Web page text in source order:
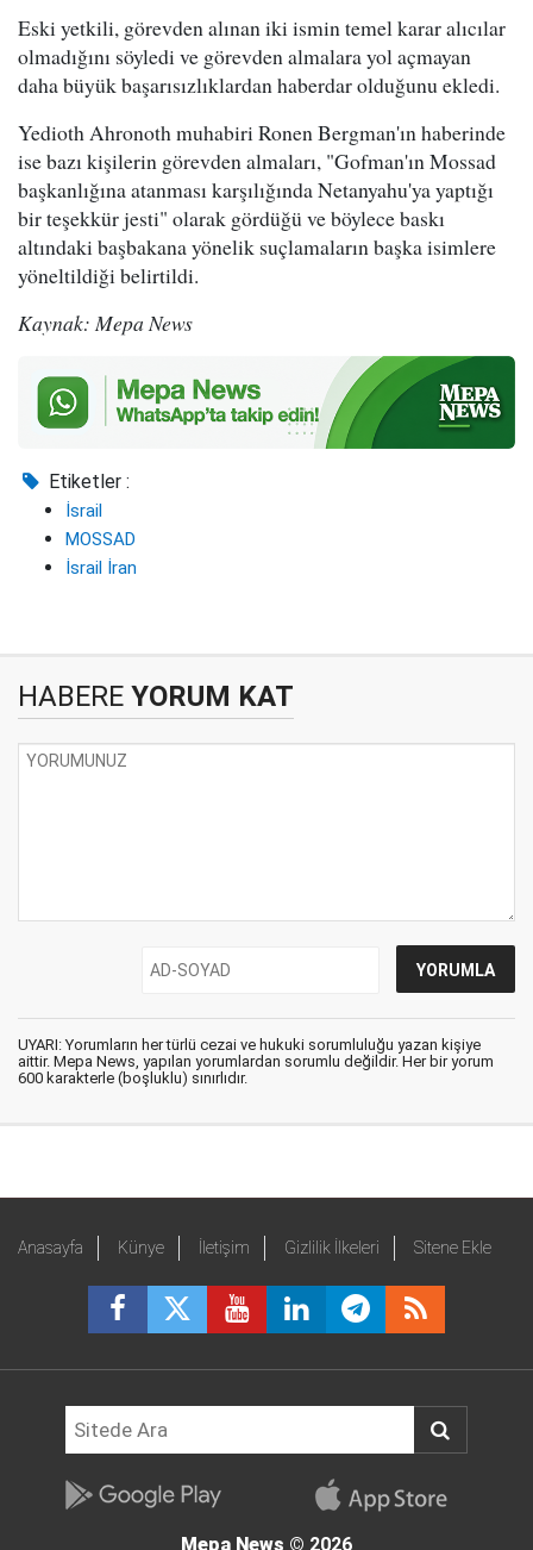
Eski yetkili, görevden alınan iki ismin temel karar alıcılar
olmadığını söyledi ve görevden almalara yol açmayan
daha büyük başarısızlıklardan haberdar olduğunu ekledi.
Yedioth Ahronoth muhabiri Ronen Bergman'ın haberinde
ise bazı kişilerin görevden almaları, "Gofman'ın Mossad
başkanlığına atanması karşılığında Netanyahu'ya yaptığı
bir teşekkür jesti" olarak gördüğü ve böylece baskı
altındaki başbakana yönelik suçlamaların başka isimlere
yöneltildiği belirtildi.
Kaynak: Mepa News
Etiketler :
İsrail
MOSSAD
İsrail İran
HABERE YORUM KAT
UYARI: Yorumların her türlü cezai ve hukuki sorumluluğu yazan kişiye
aittir. Mepa News, yapılan yorumlardan sorumlu değildir. Her bir yorum
600 karakterle (boşluklu) sınırlıdır.
Anasayfa Künye İletişim Gizlilik İlkeleri Sitene Ekle
Mepa News © 2026